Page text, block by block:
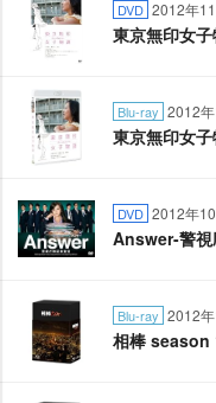
DVD 2012年
東京無印女
Blu-ray 2012
東京無印女
DVD 2012年
Answer-警視
Blu-ray 2012
相棒 season